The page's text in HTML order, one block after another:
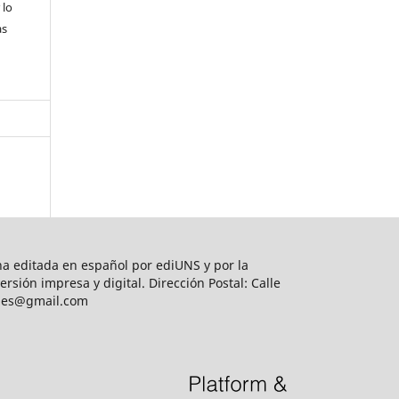
lo
editada en español por ediUNS y por la
impresa y digital. Dirección Postal: Calle